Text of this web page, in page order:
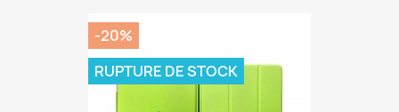
-20%
RUPTURE DE STOCK